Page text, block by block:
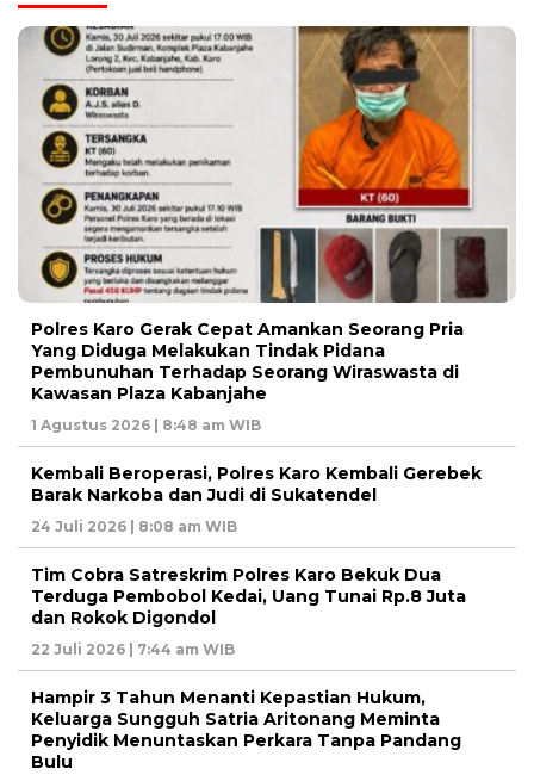
Polres Karo Gerak Cepat Amankan Seorang Pria
Yang Diduga Melakukan Tindak Pidana
Pembunuhan Terhadap Seorang Wiraswasta di
Kawasan Plaza Kabanjahe
1 Agustus 2026 | 8:48 am WIB
Kembali Beroperasi, Polres Karo Kembali Gerebek
Barak Narkoba dan Judi di Sukatendel
24 Juli 2026 | 8:08 am WIB
Tim Cobra Satreskrim Polres Karo Bekuk Dua
Terduga Pembobol Kedai, Uang Tunai Rp.8 Juta
dan Rokok Digondol
22 Juli 2026 | 7:44 am WIB
Hampir 3 Tahun Menanti Kepastian Hukum,
Keluarga Sungguh Satria Aritonang Meminta
Penyidik Menuntaskan Perkara Tanpa Pandang
Bulu